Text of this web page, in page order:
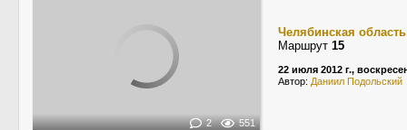
2 551
Челябинская область
Маршрут 15
22 июля 2012 г.,
Автор: Даниил Подольский